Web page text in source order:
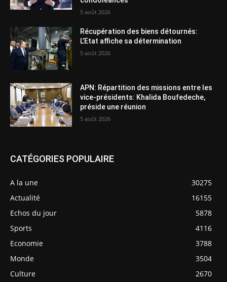
5 août 2026
Récupération des biens détournés:
L’Etat affiche sa détermination
5 août 2026
APN: Répartition des missions entre les
vice-présidents: Khalida Boufedeche,
préside une réunion
5 août 2026
CATÉGORIES POPULAIRE
A la une
30275
Actualité
16155
Echos du jour
5878
Sports
4116
Economie
3788
Monde
3504
Culture
2670